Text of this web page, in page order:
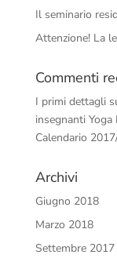
Il seminario
Attenzione! La
Commenti
I primi dettagli
insegnanti
Calendario
Archivi
Giugno 2018
Marzo 2018
Settembre 2017